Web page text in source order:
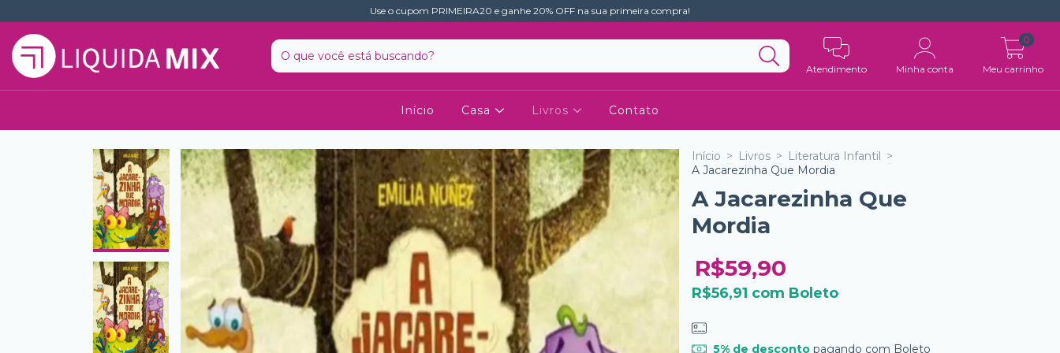
Use o cupom PRIMEIRA20 e ganhe 20% OFF na sua primeira compra!
Atendimento Minha conta Meu carrinho
0
Início Casa Livros Contato
Início > Livros > Literatura Infantil >
A Jacarezinha Que Mordia
A Jacarezinha Que
Mordia
R$59,90
R$56,91 com Boleto
5% de descontopagando com Boleto